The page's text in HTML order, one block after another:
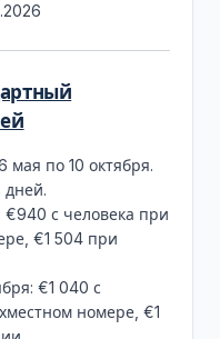
мая по 10 октября.
дней.
€940 с человека при
€1 504 при
€1 040 с
номере, €1